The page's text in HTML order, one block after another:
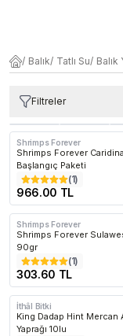
/ Balık/ Tatlı Su/ Balık
Filtreler
Shrimps Forever
Shrimps Forever
Başlangıç Paketi
(1)
966.00 TL
Shrimps Forever
Shrimps Forever
90gr
(1)
303.60 TL
İthâl Bitki
King Dadap Hint Mercan
Yaprağı 10lu